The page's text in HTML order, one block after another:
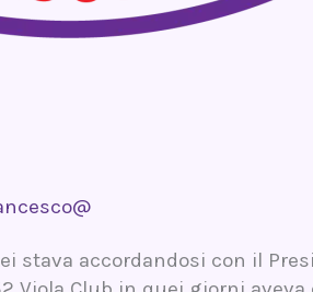
stava accordandosi con il